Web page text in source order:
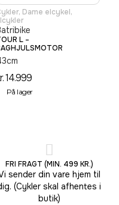
, Dame elcykel,
L –
14.999
På lager
FRI FRAGT (MIN. 499 KR.)
sender din vare hjem til
(Cykler skal afhentes i
butik)